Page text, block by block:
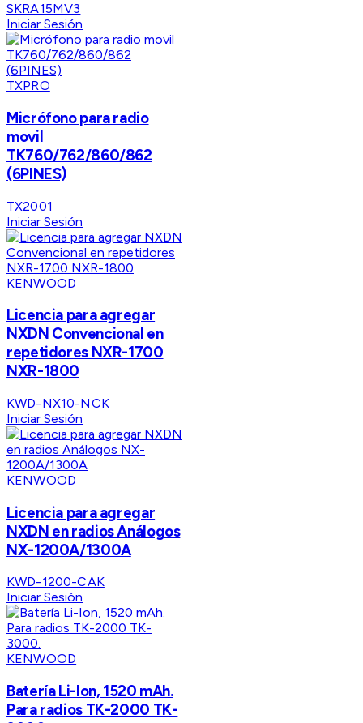
SKRA15MV3
Iniciar Sesión
TXPRO
Micrófono para radio
movil
TK760/762/860/862
(6PINES)
TX2001
Iniciar Sesión
KENWOOD
Licencia para agregar
NXDN Convencional en
repetidores NXR-1700
NXR-1800
KWD-NX10-NCK
Iniciar Sesión
KENWOOD
Licencia para agregar
NXDN en radios Análogos
NX-1200A/1300A
KWD-1200-CAK
Iniciar Sesión
KENWOOD
Batería Li-Ion, 1520 mAh.
Para radios TK-2000 TK-